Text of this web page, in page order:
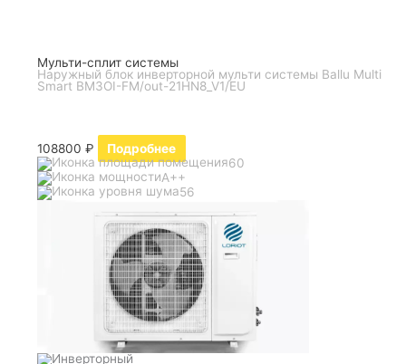
Мульти-сплит системы
Наружный блок инверторной мульти системы Ballu Multi
Smart BM3OI-FM/out-21HN8_V1/EU
108800₽
Подробнее
60
A++
56